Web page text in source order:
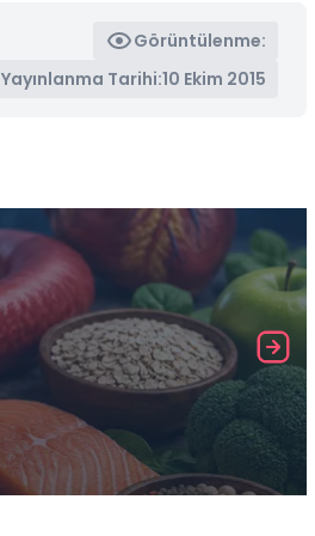
Görüntülenme:
Yayınlanma Tarihi:10 Ekim 2015